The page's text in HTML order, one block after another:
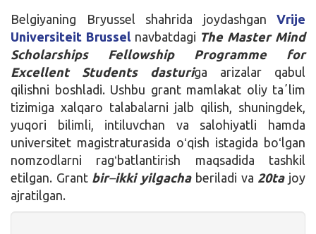
Belgiyaning Bryussel shahrida joydashgan Vrije
Universiteit Brusselnavbatdagi The Master Mind
Scholarships Fellowship Programme for
Excellent Students dasturiga arizalar qabul
qilishni boshladi. Ushbu grant mamlakat oliy taʼlim
tizimiga xalqaro talabalarni jalb qilish, shuningdek,
yuqori bilimli, intiluvchan va salohiyatli hamda
universitet magistraturasida oʻqish istagida boʻlgan
nomzodlarni ragʻbatlantirish maqsadida tashkil
etilgan. Grant bir–ikki yilgachaberiladi va 20tajoy
ajratilgan.